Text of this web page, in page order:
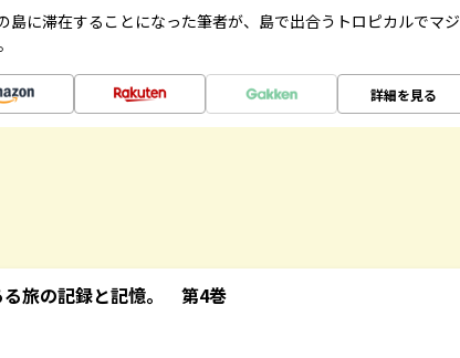
島に滞在することになった筆者が、島で出合うトロピカルでマジ
詳細を見る
旅の記録と記憶。 第4巻